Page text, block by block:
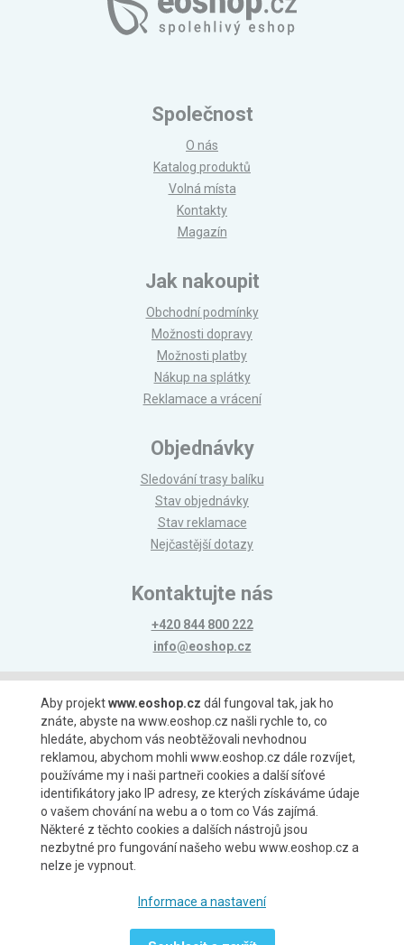
Společnost
O nás
Katalog produktů
Volná místa
Kontakty
Magazín
Jak nakoupit
Obchodní podmínky
Možnosti dopravy
Možnosti platby
Nákup na splátky
Reklamace a vrácení
Objednávky
Sledování trasy balíku
Stav objednávky
Stav reklamace
Nejčastější dotazy
Kontaktujte nás
+420 844 800 222
info@eoshop.cz
Možnosti platby
Možnosti dopravy
Aby projektwww.eoshop.cz dál fungoval tak, jak ho
znáte, abyste na www.eoshop.cz našli rychle to, co
hledáte, abychom vás neobtěžovali nevhodnou
reklamou, abychom mohli www.eoshop.cz dále rozvíjet,
používáme my i naši partneři cookies a další síťové
identifikátory jako IP adresy, ze kterých získáváme údaje
o vašem chování na webu a o tom co Vás zajímá.
Některé z těchto cookies a dalších nástrojů jsou
nezbytné pro fungování našeho webu www.eoshop.cz a
nelze je vypnout.
Informace a nastavení